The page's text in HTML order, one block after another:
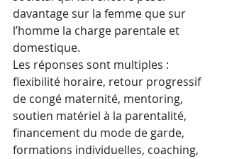
davantage sur la femme que sur
l’homme la charge parentale et
domestique.
Les réponses sont multiples :
flexibilité horaire, retour progressif
de congé maternité, mentoring,
soutien matériel à la parentalité,
financement du mode de garde,
formations individuelles, coaching,